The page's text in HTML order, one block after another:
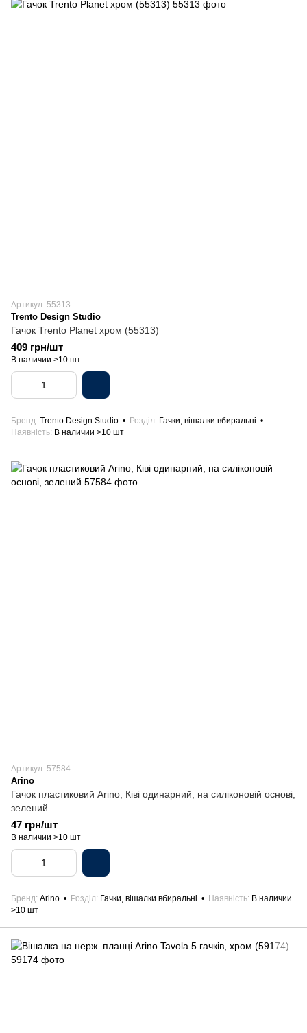
Артикул: 55313
Trento Design Studio
Гачок Trento Planet хром (55313)
409 грн/шт
В наличии >10 шт
Бренд Trento Design Studio Розділ
Гачки, вішалки вбиральні
Наявність В наличии >10 шт
Артикул: 57584
Arino
Гачок пластиковий Arino, Ківі одинарний, на силіконовій основі,
зелений
47 грн/шт
В наличии >10 шт
Бренд Arino Розділ Гачки, вішалки вбиральні Наявність В наличии
>10 шт